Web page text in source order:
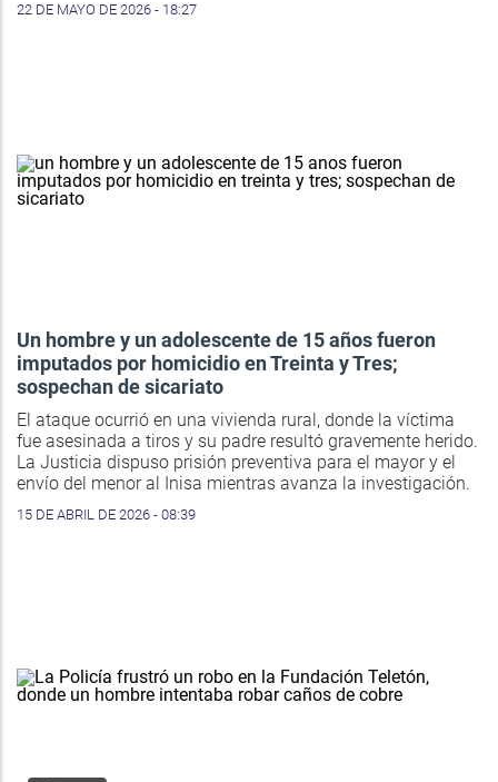
22 DE MAYO DE 2026 - 18:27
Un hombre y un adolescente de 15 años fueron
imputados por homicidio en Treinta y Tres;
sospechan de sicariato
El ataque ocurrió en una vivienda rural, donde la víctima
fue asesinada a tiros y su padre resultó gravemente herido.
La Justicia dispuso prisión preventiva para el mayor y el
envío del menor al Inisa mientras avanza la investigación.
15 DE ABRIL DE 2026 - 08:39